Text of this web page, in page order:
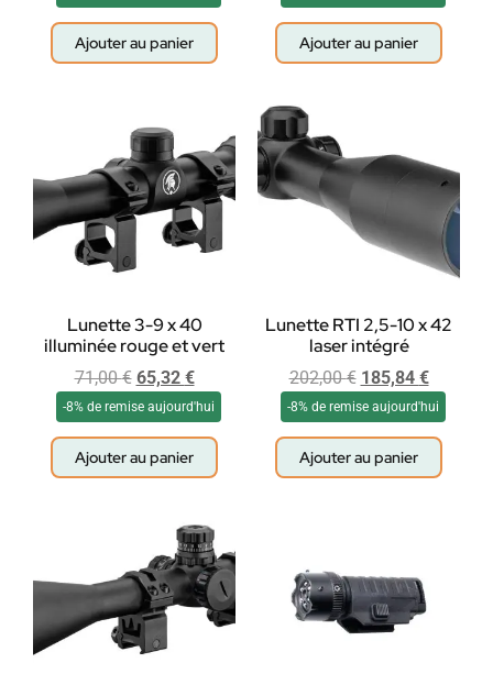
Ajouter au panier Ajouter au panier
Lunette 3-9 x 40
illuminée rouge et vert
71,00€ 65,32 €
-8% de remise aujourd'hui
Ajouter au panier
Lunette RTI 2,5-10 x 42
laser intégré
202,00€ 185,84 €
-8% de remise aujourd'hui
Ajouter au panier